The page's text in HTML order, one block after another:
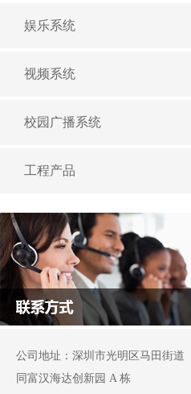
娱乐系统
视频系统
校园广播系统
工程产品
公司地址：深圳市光明区马田街道
同富汉海达创新园 A 栋